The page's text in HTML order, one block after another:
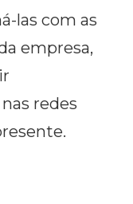
las com as
empresa,
redes